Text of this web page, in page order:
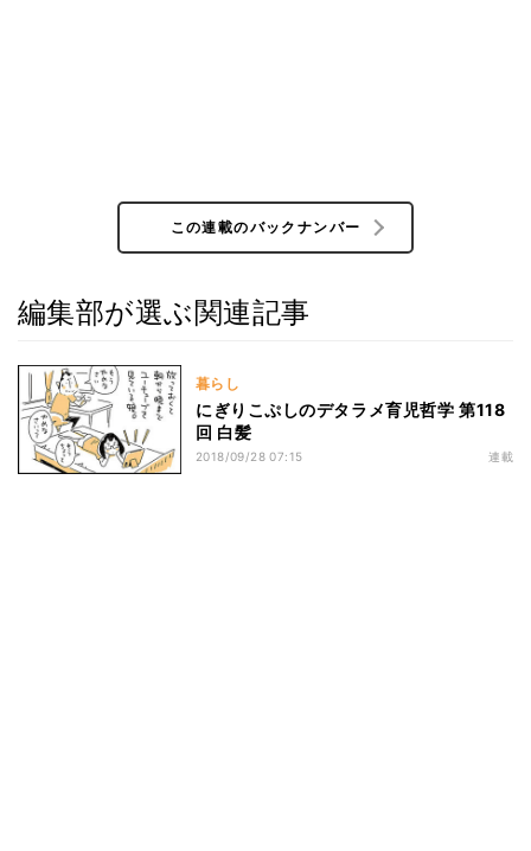
この連載のバックナンバー
編集部が選ぶ関連記事
暮らし
にぎりこぷしのデタラメ育児哲学 第118
回 白髪
2018/09/28 07:15 連載